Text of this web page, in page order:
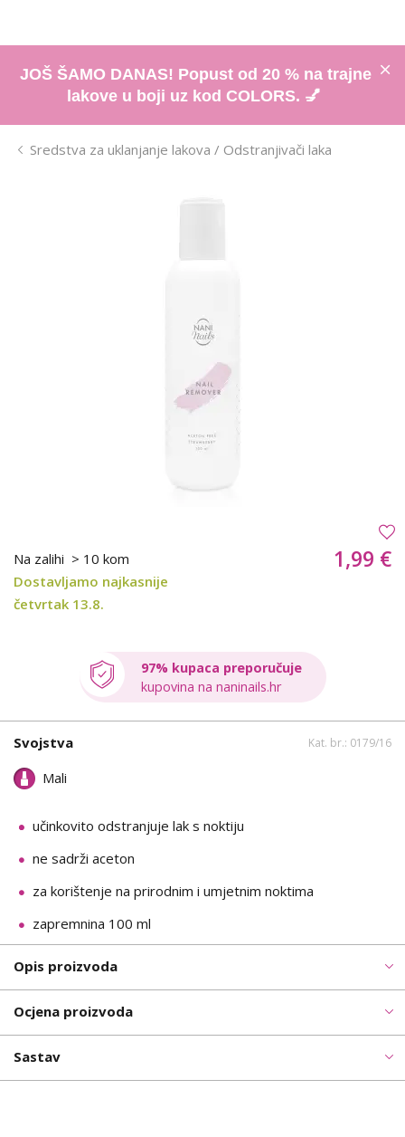
JOŠ ŠAMO DANAS! Popust od 20 % na trajne
lakove u boji uz kod COLORS. 💅
Sredstva za uklanjanje lakova / Odstranjivači laka
Na zalihi > 10 kom
Dostavljamo najkasnije
četvrtak 13.8.
1,99 €
97% kupaca preporučuje
kupovina na naninails.hr
Svojstva Kat. br.: 0179/16
Mali
učinkovito odstranjuje lak s noktiju
ne sadrži aceton
za korištenje na prirodnim i umjetnim noktima
zapremnina 100 ml
Opis proizvoda
Ocjena proizvoda
Sastav